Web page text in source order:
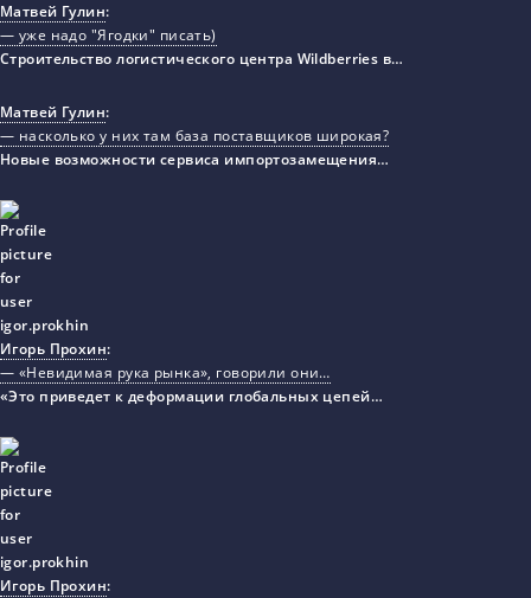
Матвей Гулин:
— уже надо "Ягодки" писать)
Строительство логистического центра Wildberries в…
Матвей Гулин:
— насколько у них там база поставщиков широкая?
Новые возможности сервиса импортозамещения…
Игорь Прохин:
— «Невидимая рука рынка», говорили они…
«Это приведет к деформации глобальных цепей…
Игорь Прохин: